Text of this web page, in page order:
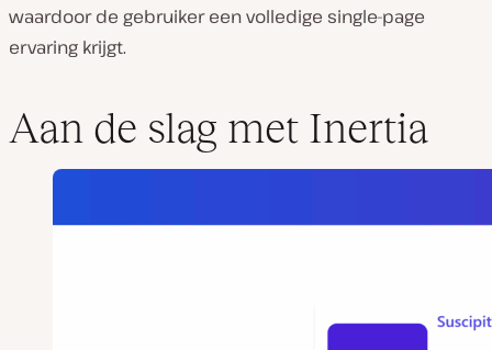
waardoor de gebruiker een volledige single-page
ervaring krijgt.
Aan de slag met Inertia